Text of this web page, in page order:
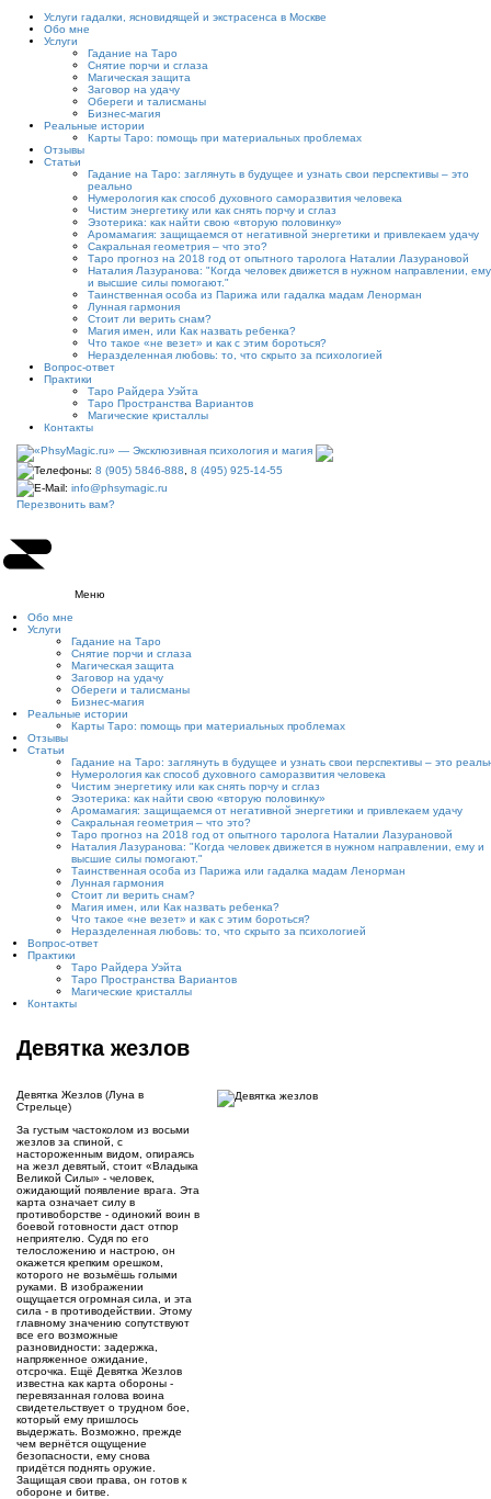
Услуги гадалки, ясновидящей и экстрасенса в Москве
Обо мне
Услуги
Гадание на Таро
Снятие порчи и сглаза
Магическая защита
Заговор на удачу
Обереги и талисманы
Бизнес-магия
Реальные истории
Карты Таро: помощь при материальных проблемах
Отзывы
Статьи
Гадание на Таро: заглянуть в будущее и узнать свои перспективы – это
реально
Нумерология как способ духовного саморазвития человека
Чистим энергетику или как снять порчу и сглаз
Эзотерика: как найти свою «вторую половинку»
Аромамагия: защищаемся от негативной энергетики и привлекаем удачу
Сакральная геометрия – что это?
Таро прогноз на 2018 год от опытного таролога Наталии Лазурановой
Наталия Лазуранова: "Когда человек движется в нужном направлении, ему
и высшие силы помогают."
Таинственная особа из Парижа или гадалка мадам Ленорман
Лунная гармония
Стоит ли верить снам?
Магия имен, или Как назвать ребенка?
Что такое «не везет» и как с этим бороться?
Неразделенная любовь: то, что скрыто за психологией
Вопрос-ответ
Практики
Таро Райдера Уэйта
Таро Пространства Вариантов
Магические кристаллы
Контакты
Телефоны: 8 (905) 5846-888
8 (495) 925-14-55
E-Mail: info@phsymagic.ru
Перезвонить вам?
Меню
Обо мне
Услуги
Гадание на Таро
Снятие порчи и сглаза
Магическая защита
Заговор на удачу
Обереги и талисманы
Бизнес-магия
Реальные истории
Карты Таро: помощь при материальных проблемах
Отзывы
Статьи
Гадание на Таро: заглянуть в будущее и узнать свои перспективы – это
Нумерология как способ духовного саморазвития человека
Чистим энергетику или как снять порчу и сглаз
Эзотерика: как найти свою «вторую половинку»
Аромамагия: защищаемся от негативной энергетики и привлекаем удачу
Сакральная геометрия – что это?
Таро прогноз на 2018 год от опытного таролога Наталии Лазурановой
Наталия Лазуранова: "Когда человек движется в нужном направлении, ему и
высшие силы помогают."
Таинственная особа из Парижа или гадалка мадам Ленорман
Лунная гармония
Стоит ли верить снам?
Магия имен, или Как назвать ребенка?
Что такое «не везет» и как с этим бороться?
Неразделенная любовь: то, что скрыто за психологией
Вопрос-ответ
Практики
Таро Райдера Уэйта
Таро Пространства Вариантов
Магические кристаллы
Контакты
Девятка жезлов
Девятка Жезлов (Луна в
Стрельце)
За густым частоколом из восьми
жезлов за спиной, с
настороженным видом, опираясь
на жезл девятый, стоит «Владыка
Великой Силы» - человек,
ожидающий появление врага. Эта
карта означает силу в
противоборстве - одинокий воин в
боевой готовности даст отпор
неприятелю. Судя по его
телосложению и настрою, он
окажется крепким орешком,
которого не возьмёшь голыми
руками. В изображении
ощущается огромная сила, и эта
сила - в противодействии. Этому
главному значению сопутствуют
все его возможные
разновидности: задержка,
напряженное ожидание,
отсрочка. Ещё Девятка Жезлов
известна как карта обороны -
перевязанная голова воина
свидетельствует о трудном бое,
который ему пришлось
выдержать. Возможно, прежде
чем вернётся ощущение
безопасности, ему снова
придётся поднять оружие.
Защищая свои права, он готов к
обороне и битве.